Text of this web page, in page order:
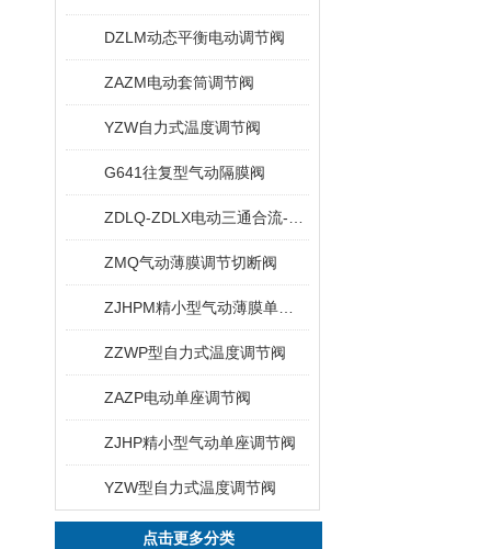
DZLM动态平衡电动调节阀
ZAZM电动套筒调节阀
YZW自力式温度调节阀
G641往复型气动隔膜阀
ZMQ气动薄膜调节切断阀
ZZWP型自力式温度调节阀
ZAZP电动单座调节阀
ZJHP精小型气动单座调节阀
YZW型自力式温度调节阀
点击更多分类